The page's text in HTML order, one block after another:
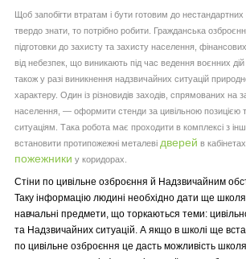
Щоб запобігти втратам і бути готовим до нестандартних
твердо знати, то потрібно робити. Гражданська
підготовки до захисту та захисту населення,
від небезпек, що виникають під час ведення воєнних дій
також у разі виникнення надзвичайних ситуацій
характеру. Один із різновидів заходів, спрямованих на
населення, — оформити стенди за цивільною позицією
ситуаціям. Така робота має проходити в комплексі з
встановити протипожежні металеві дверей в
пожежники у коридорах.
Стіни по цивільне озброєння й Надзвичайним
Таку інформацію людині необхідно дати ще
навчальні предмети, що торкаються теми:
та Надзвичайних ситуацій. А якщо в школі ще
по цивільне озброєння це дасть можливість